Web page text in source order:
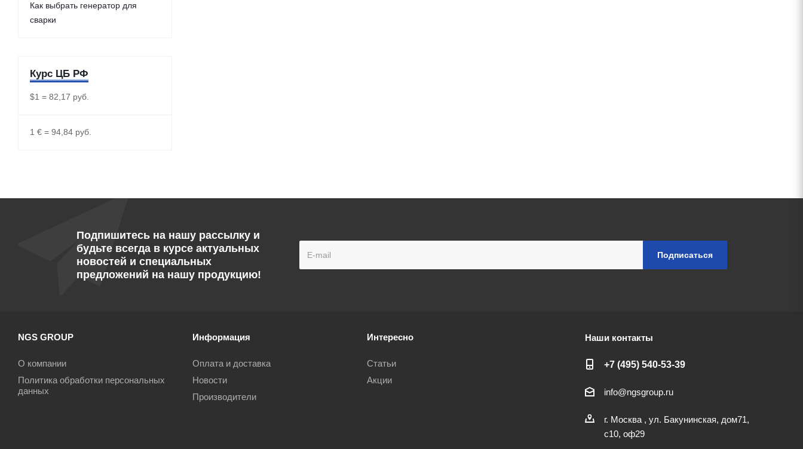
Как выбрать генератор для
сварки
Курс ЦБ РФ
$1 = 82,17 руб.
1 € = 94,84 руб.
Подпишитесь на нашу рассылку и
будьте всегда в курсе актуальных
новостей и специальных
предложений на нашу продукцию!
NGS GROUP
О компании
Политика обработки персональных
данных
Информация
Оплата и доставка
Новости
Производители
Интересно
Статьи
Акции
Наши контакты
+7 (495) 540-53-39
info@ngsgroup.ru
г. Москва , ул. Бакунинская, дом71,
с10, оф29